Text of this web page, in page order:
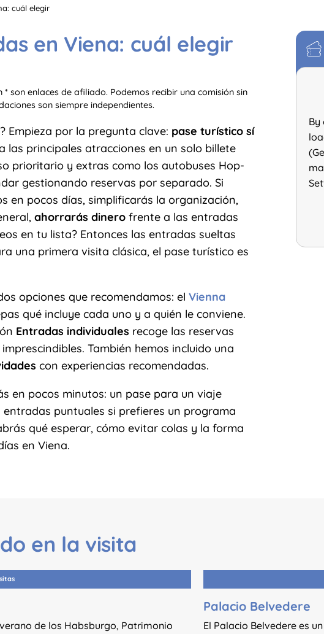
cuál elegir
en Viena: cuál elegir
* son enlaces de afiliado. Podemos recibir una comisión sin
son siempre independientes.
Empieza por la pregunta clave: pase turístico sí
las principales atracciones en un solo billete
prioritario y extras como los autobuses Hop-
gestionando reservas por separado. Si
en pocos días, simplificarás la organización,
ahorrarás dinero frente a las entradas
en tu lista? Entonces las entradas sueltas
una primera visita clásica, el pase turístico es
opciones que recomendamos: elVienna
qué incluye cada uno y a quién le conviene.
Entradas individuales recoge las reservas
También hemos incluido una
con experiencias recomendadas.
en pocos minutos: un pase para un viaje
puntuales si prefieres un programa
qué esperar, cómo evitar colas y la forma
en Viena.
By
en la visita
de los Habsburgo, Patrimonio
Palacio Belvedere
El Palacio Belvedere es